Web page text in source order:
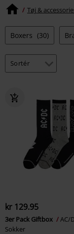
Tøj &
Boxers (30)
kr 129.95
3er Pack Giftbox
AC/
Sokker